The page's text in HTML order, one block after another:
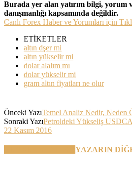
Burada yer alan yatırım bilgi, yorum
danışmanlığı kapsamında değildir.
Canlı Forex Haber ve Yorumları için
ETİKETLER
altın dşer mi
altın yükselir mi
dolar alalım mı
dolar yükselir mi
gram altın fiyatları ne olur
Önceki YazıTemel Analiz Nedir, Neden
Sonraki YazıPetroldeki Yükseliş
22 Kasım 2016
YAZARIN